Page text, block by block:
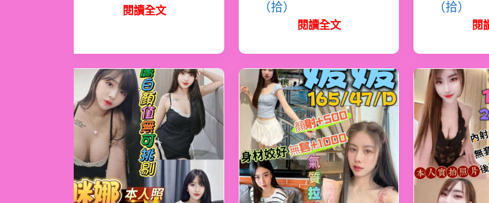
閱讀全文
（拾）
閱讀全文
（拾）
閱